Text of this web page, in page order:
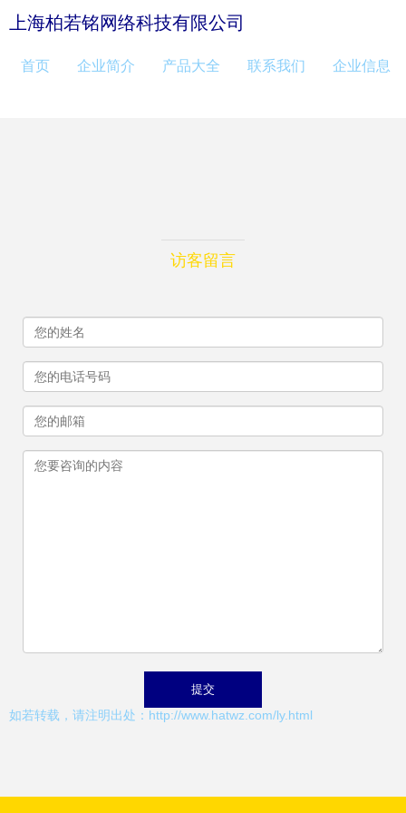
上海柏若铭网络科技有限公司
首页 企业简介 产品大全 联系我们 企业信息
访客留言
如若转载，请注明出处：http://www.hatwz.com/ly.html